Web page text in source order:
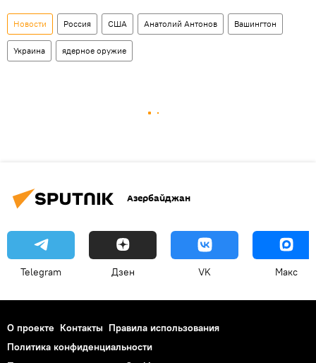
Новости Россия США Анатолий Антонов Вашингтон
Украина ядерное оружие
Азербайджан
Telegram Дзен VK Макс
О проекте Контакты Правила использования
Политика конфиденциальности